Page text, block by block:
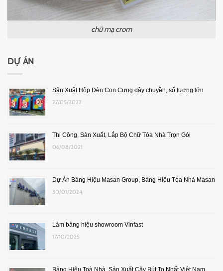
chữ mạ crom
DỰ ÁN
Sản Xuất Hộp Đèn Con Cưng dây chuyền, số lượng lớn
27/05/2022
Thi Công, Sản Xuất, Lắp Bộ Chữ Tòa Nhà Trọn Gói
06/08/2021
Dự Án Bảng Hiệu Masan Group, Bảng Hiệu Tòa Nhà Masan
30/01/2024
Làm bảng hiệu showroom Vinfast
17/10/2025
Bảng Hiệu Toà Nhà, Sản Xuất Cây Bút To Nhất Việt Nam